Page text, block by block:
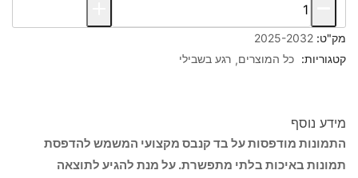
מק"ט: 2025-2032
קטגוריות: כל המוצרים רגע בשבילי
מידע נוסף
התמונות מודפסות על בד קנבס מקצועי המשמש להדפסת
תמונות באיכות בלתי מתפשרת. על מנת להגיע לתוצאה